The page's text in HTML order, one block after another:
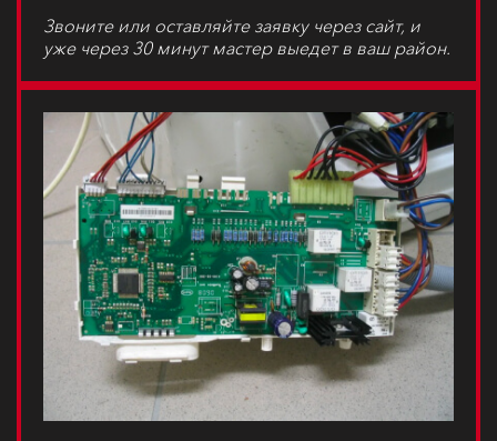
Звоните или оставляйте заявку через сайт, и
уже через 30 минут мастер выедет в ваш район.